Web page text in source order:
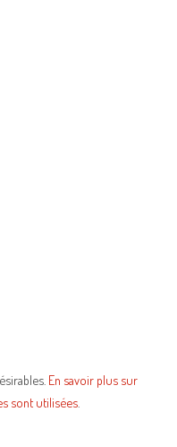
En savoir plus sur
sont utilisées